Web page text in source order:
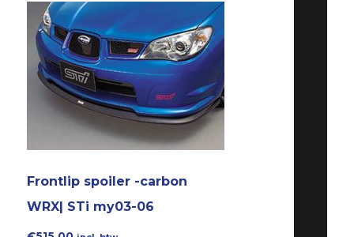
Frontlip spoiler -carbon
WRX| STi my03-06